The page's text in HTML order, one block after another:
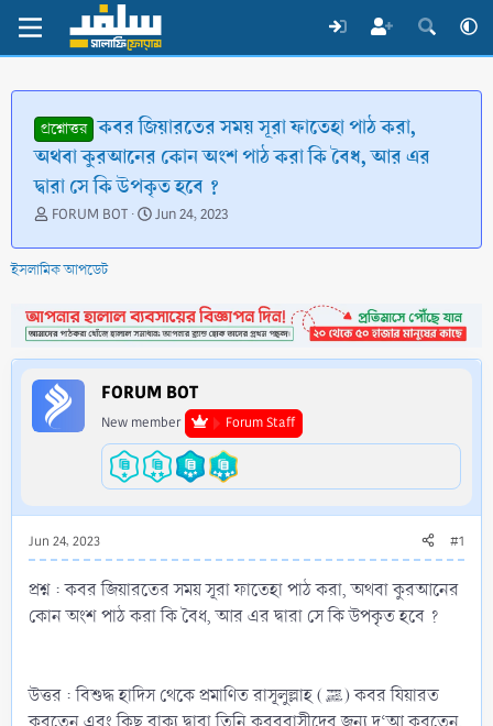
প্রশ্নোত্তর কবর জিয়ারতের সময় সূরা ফাতেহা পাঠ করা,
অথবা কুরআনের কোন অংশ পাঠ করা কি বৈধ, আর এর
দ্বারা সে কি উপকৃত হবে ?
T
r
e
d
s
t
a
r
t
FORUM BOT
S
a
d
a
t
e
Jun 24, 2023
ইসলামিক আপডেট
FORUM BOT
New member Forum Staff
Jun 24, 2023 #1
প্রশ্ন : কবর জিয়ারতের সময় সূরা ফাতেহা পাঠ করা, অথবা কুরআনের
কোন অংশ পাঠ করা কি বৈধ, আর এর দ্বারা সে কি উপকৃত হবে ?
উত্তর : বিশুদ্ধ হাদিস থেকে প্রমাণিত রাসূলুল্লাহ (ﷺ) কবর যিয়ারত